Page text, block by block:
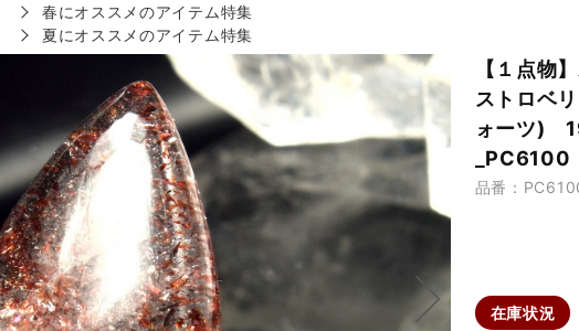
春にオススメのアイテム特集
夏にオススメのアイテム特集
【１点物
ストロベ
ォーツ)
_PC6100
品番：
在庫状況